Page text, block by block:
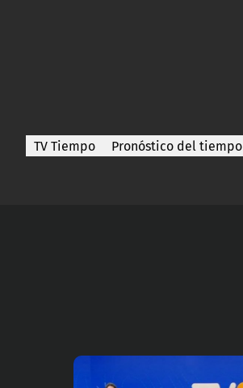
TV Tiempo Pronóstico del tiempo